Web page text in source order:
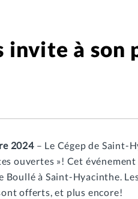
invite à
2024– Le Cégep de Saint-
ouvertes »! Cet
Boullé à Saint-Hyacinthe.
offerts, et plus encore!